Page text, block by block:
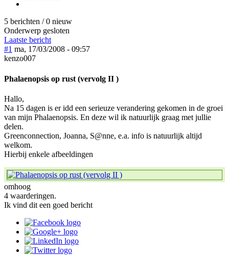
5 berichten / 0 nieuw
Onderwerp gesloten
Laatste bericht
#1 ma, 17/03/2008 - 09:57
kenzo007
Phalaenopsis op rust (vervolg II )
Hallo,
Na 15 dagen is er idd een serieuze verandering gekomen in de groei
van mijn Phalaenopsis. En deze wil ik natuurlijk graag met jullie
delen.
Greenconnection, Joanna, S@nne, e.a. info is natuurlijk altijd
welkom.
Hierbij enkele afbeeldingen
omhoog
4 waarderingen.
Ik vind dit een goed bericht